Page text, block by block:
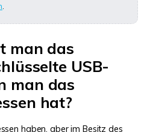
man das
USB-
man das
hat?
haben, aber im Besitz des